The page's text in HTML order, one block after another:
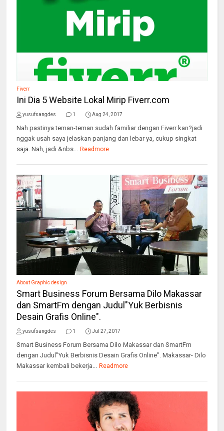
Fiverr
Ini Dia 5 Website Lokal Mirip Fiverr.com
yusufsangdes 1 Aug 24, 2017
Nah pastinya teman-teman sudah familiar dengan Fiverr kan?jadi
nggak usah saya jelaskan panjang dan lebar ya, cukup singkat
saja. Nah, jadi &nbs... Readmore
About Graphic design
Smart Business Forum Bersama Dilo Makassar
dan SmartFm dengan Judul"Yuk Berbisnis
Desain Grafis Online".
yusufsangdes 1 Jul 27, 2017
Smart Business Forum Bersama Dilo Makassar dan SmartFm
dengan Judul"Yuk Berbisnis Desain Grafis Online". Makassar- Dilo
Makassar kembali bekerja... Readmore